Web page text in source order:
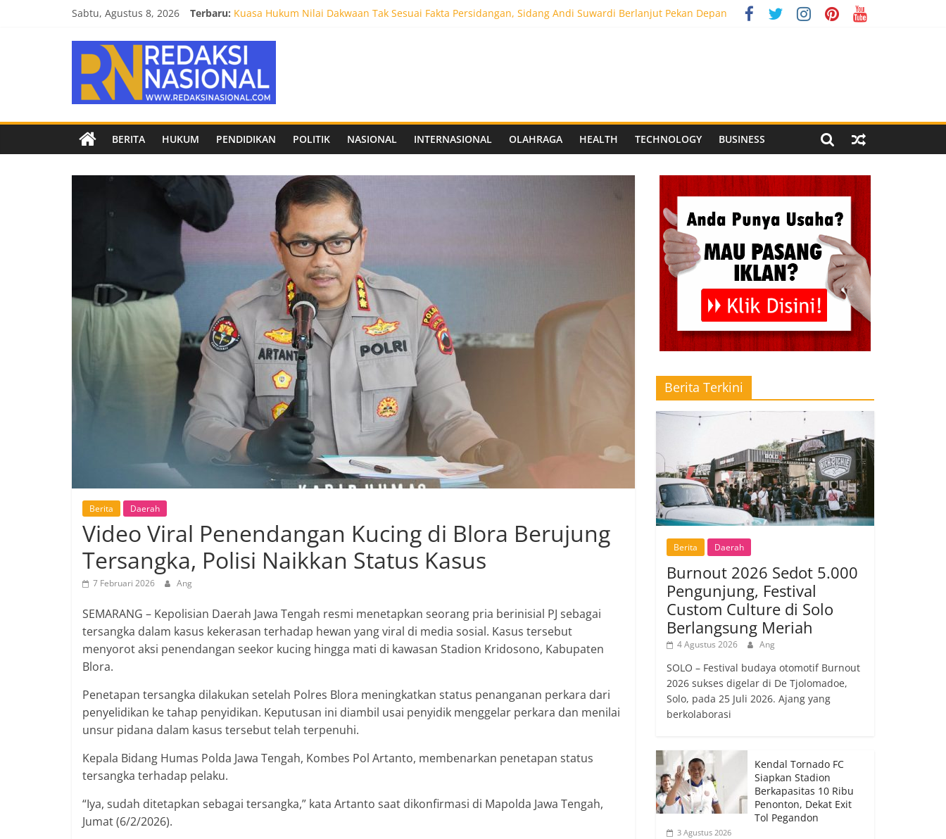
Sabtu, Agustus 8, 2026 Terbaru: Kuasa Hukum Nilai Dakwaan Tak Sesuai Fakta Persidangan, Sidang Andi Suwardi Berlanjut Pekan Depan
Kendal Tornado FC Siapkan Stadion Berkapasitas 10 Ribu Penonton, Dekat Exit Tol Pegandon
Empat Tim Fakultas Vokasi UNAIR Mulai Perjuangan di Final OLIVIA XI 2026
Biro Hukum Setdaprov Jatim Matangkan Keamanan Website dan Siapkan Sistem Social Media Tracking
Redaksi
Nasional
Berita
terpercaya
netral
BERITA HUKUM PENDIDIKAN POLITIK NASIONAL INTERNASIONAL OLAHRAGA HEALTH TECHNOLOGY BUSINESS
Berita Daerah
Video Viral Penendangan Kucing di Blora Berujung
Tersangka, Polisi Naikkan Status Kasus
7 Februari 2026 Ang
SEMARANG – Kepolisian Daerah Jawa Tengah resmi menetapkan seorang pria berinisial PJ sebagai
tersangka dalam kasus kekerasan terhadap hewan yang viral di media sosial. Kasus tersebut
menyorot aksi penendangan seekor kucing hingga mati di kawasan Stadion Kridosono, Kabupaten
Blora.
Penetapan tersangka dilakukan setelah Polres Blora meningkatkan status penanganan perkara dari
penyelidikan ke tahap penyidikan. Keputusan ini diambil usai penyidik menggelar perkara dan menilai
unsur pidana dalam kasus tersebut telah terpenuhi.
Kepala Bidang Humas Polda Jawa Tengah, Kombes Pol Artanto, membenarkan penetapan status
tersangka terhadap pelaku.
“Iya, sudah ditetapkan sebagai tersangka,” kata Artanto saat dikonfirmasi di Mapolda Jawa Tengah,
Jumat (6/2/2026).
Berita Terkini
Berita Daerah
Burnout 2026 Sedot 5.000
Pengunjung, Festival
Custom Culture di Solo
Berlangsung Meriah
4 Agustus 2026 Ang
SOLO – Festival budaya otomotif Burnout
2026 sukses digelar di De Tjolomadoe,
Solo, pada 25 Juli 2026. Ajang yang
berkolaborasi
Kendal Tornado FC
Siapkan Stadion
Berkapasitas 10 Ribu
Penonton, Dekat Exit
Tol Pegandon
3 Agustus 2026